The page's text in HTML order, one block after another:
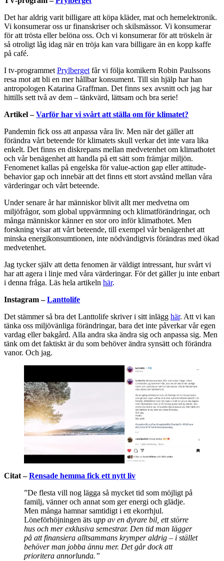
Det har aldrig varit billigare att köpa kläder, mat och hemelektronik.
Vi konsumerar oss ur finanskriser och skilsmässor. Vi konsumerar
för att trösta eller belöna oss. Och vi konsumerar för att tröskeln är
så otroligt låg idag när en tröja kan vara billigare än en kopp kaffe
på café.
I tv-programmet Prylberget får vi följa komikern Robin Paulssons
resa mot att bli en mer hållbar konsument. Till sin hjälp har han
antropologen Katarina Graffman. Det finns sex avsnitt och jag har
hittills sett två av dem – tänkvärd, lättsam och bra serie!
Artikel –Varför har vi svårt att ställa om för klimatet?
Pandemin fick oss att anpassa våra liv. Men när det gäller att
förändra vårt beteende för klimatets skull verkar det inte vara lika
enkelt. Det finns en diskrepans mellan medvetenhet om klimathotet
och vår benägenhet att handla på ett sätt som främjar miljön.
Fenomenet kallas på engelska för value-action gap eller attitude-
behavior gap och innebär att det finns ett stort avstånd mellan våra
värderingar och vårt beteende.
Under senare år har människor blivit allt mer medvetna om
miljöfrågor, som global uppvärmning och klimatförändringar, och
många människor känner en stor oro inför klimathotet. Men
forskning visar att vårt beteende, till exempel vår benägenhet att
minska energikonsumtionen, inte nödvändigtvis förändras med ökad
medvetenhet.
Jag tycker själv att detta fenomen är väldigt intressant, hur svårt vi
har att agera i linje med våra värderingar. För det gäller ju inte enbart
i denna fråga. Läs hela artikeln här.
Instagram –Lanttolife
Det stämmer så bra det Lanttolife skriver i sitt inlägg här. Att vi kan
tänka oss miljövänliga förändringar, bara det inte påverkar vår egen
vardag eller bakgård. Alla andra ska ändra sig och anpassa sig. Men
tänk om det faktiskt är du som behöver ändra synsätt och förändra
vanor. Och jag.
Citat –Rensade hemma fick ett nytt liv
”De flesta vill nog lägga så mycket tid som möjligt på
familj, vänner och annat som ger energi och glädje.
Men många hamnar samtidigt i ett ekorrhjul.
Löneförhöjningen äts upp av en dyrare bil, ett större
hus och mer exklusiva semestrar. Den tid man lägger
på att finansiera alltsammans krymper aldrig – i stället
behöver man jobba ännu mer. Det går dock att
prioritera annorlunda.”